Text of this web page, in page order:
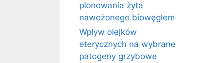
plonowania żyta
nawożonego biowęglem
Wpływ olejków
eterycznych na wybrane
patogeny grzybowe